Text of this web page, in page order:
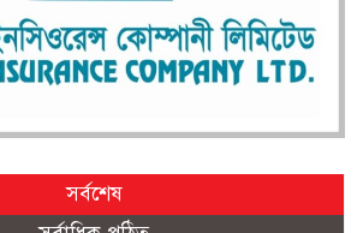
সর্বশেষ